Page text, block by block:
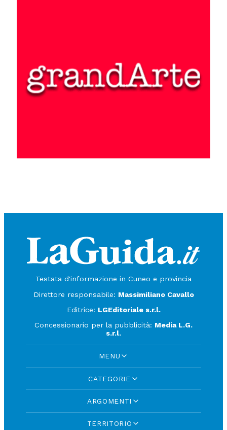
Testata d'informazione in Cuneo e provincia
Direttore responsabile: Massimiliano Cavallo
Editrice: LGEditoriale s.r.l.
Concessionario per la pubblicità: Media L.G.
s.r.l.
MENU
CATEGORIE
ARGOMENTI
TERRITORIO